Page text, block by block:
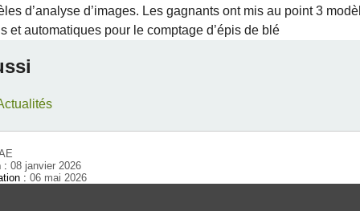
d’analyse d’images. Les gagnants ont mis au point 3
et automatiques pour le comptage d’épis de blé
:08 janvier 2026
:06 mai 2026